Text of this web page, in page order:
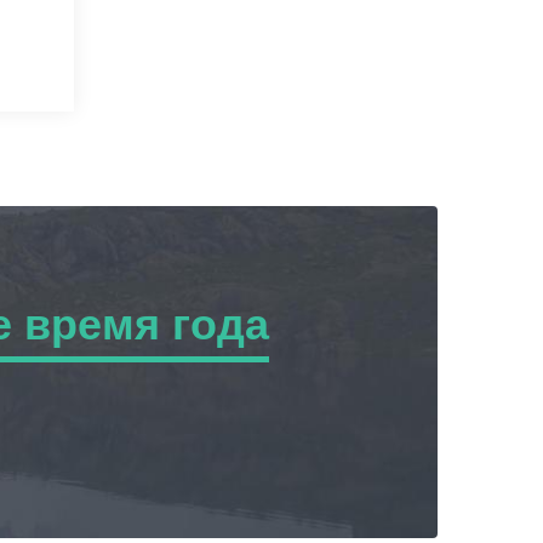
время года
года